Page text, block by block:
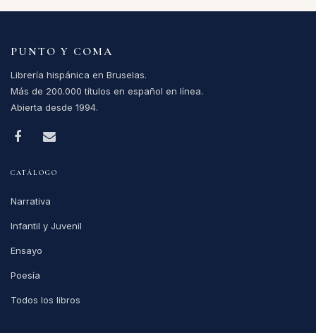
PUNTO Y COMA
Librería hispánica en Bruselas.
Más de 200.000 títulos en español en línea.
Abierta desde 1994.
CATÁLOGO
Narrativa
Infantil y Juvenil
Ensayo
Poesía
Todos los libros